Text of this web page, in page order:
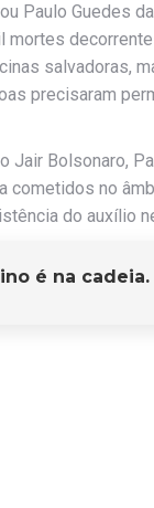
Paulo Guedes
mortes
salvadoras,
precisaram
Jair Bolsonaro,
cometidos no
do auxílio
é na cadeia.